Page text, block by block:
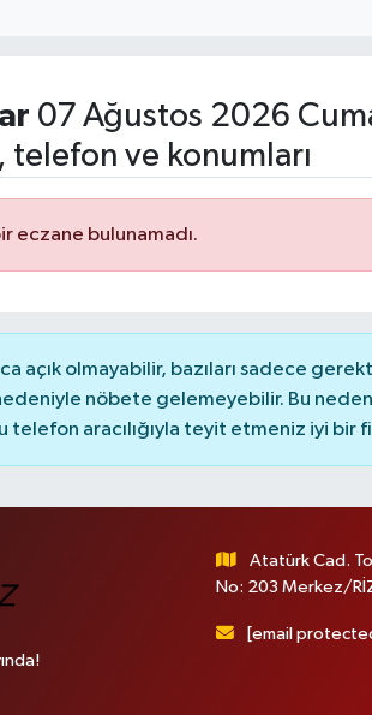
07 Ağustos 2026
telefon ve konumları
eczane bulunamadı.
açık olmayabilir, bazıları sadece
nöbete gelemeyebilir. Bu
telefon aracılığıyla teyit etmeniz iyi bir
Atatürk Cad.
No: 203 Merkez/
[email